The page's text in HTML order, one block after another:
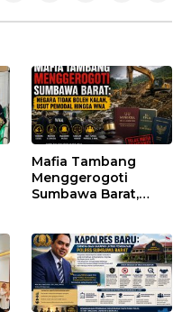
Mafia Tambang
Menggerogoti
Sumbawa Barat,
hingga WNA